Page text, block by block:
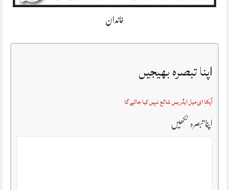
خاندان
اپنا تبصرہ بھیجیں
آپکا ای میل ایڈریس شائع نہیں کیا جائے گا
اپنا تبصرہ لکھیں